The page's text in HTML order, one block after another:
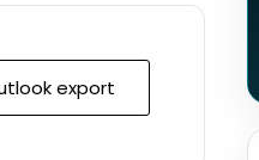
export